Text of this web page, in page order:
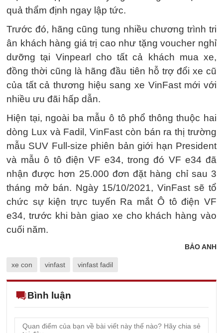
quả thẩm định ngay lập tức.
Trước đó, hãng cũng tung nhiều chương trình tri
ân khách hàng giá trị cao như tặng voucher nghỉ
dưỡng tại Vinpearl cho tất cả khách mua xe,
đồng thời cũng là hãng đầu tiên hỗ trợ đổi xe cũ
của tất cả thương hiệu sang xe VinFast mới với
nhiều ưu đãi hấp dẫn.
Hiện tại, ngoài ba mẫu ô tô phổ thông thuộc hai
dòng Lux và Fadil, VinFast còn bán ra thị trường
mẫu SUV Full-size phiên bản giới hạn President
và mẫu ô tô điện VF e34, trong đó VF e34 đã
nhận được hơn 25.000 đơn đặt hàng chỉ sau 3
tháng mở bán. Ngày 15/10/2021, VinFast sẽ tổ
chức sự kiện trực tuyến Ra mắt Ô tô điện VF
e34, trước khi bàn giao xe cho khách hàng vào
cuối năm.
BẢO ANH
xe con vinfast vinfast fadil
Bình luận